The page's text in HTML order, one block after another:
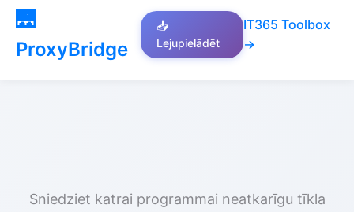
🌉
ProxyBridge
📥
Lejupielādēt
IT365 Toolbox
→
Sniedziet katrai programmai neatkarīgu tīkla